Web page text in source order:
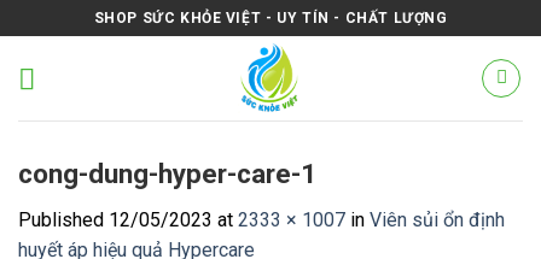
to
content
SHOP SỨC KHỎE VIỆT - UY TÍN - CHẤT LƯỢNG
cong-dung-hyper-care-1
Published 12/05/2023 at 2333 × 1007 in Viên sủi ổn định
huyết áp hiệu quả Hypercare